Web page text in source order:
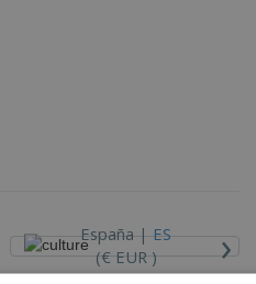
España |ES
(€ EUR )
›